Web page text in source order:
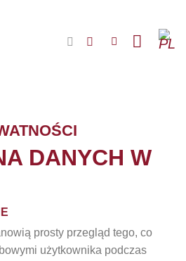
DANYCH W
prosty przegląd tego, co
użytkownika podczas